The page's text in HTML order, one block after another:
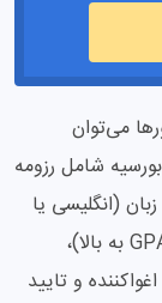
می‌توان
شامل رزومه
(انگلیسی یا
زبان کشور مقصد یا هر دو)، معدل بالای ۱۷ (GPA 3 به بالا)،
و تایید